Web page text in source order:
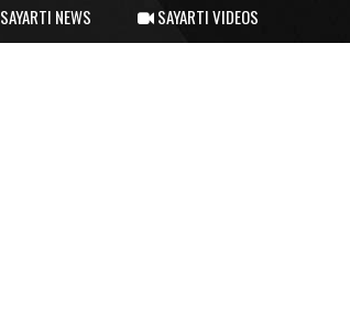
SAYARTI NEWS SAYARTI VIDEOS